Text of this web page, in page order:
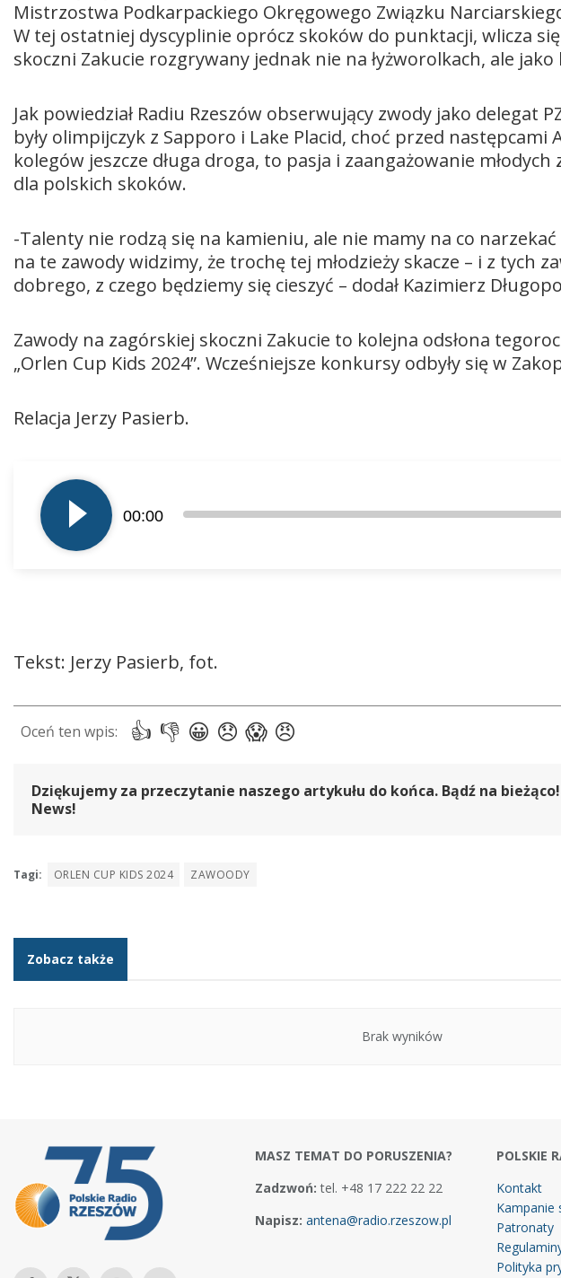
Mistrzostwa Podkarpackiego Okręgowego Związku
W tej ostatniej dyscyplinie oprócz skoków do punktacji, wlicza
skoczni Zakucie rozgrywany jednak nie na łyżworolkach, ale
Jak powiedział Radiu Rzeszów obserwujący zwody jako delegat
były olimpijczyk z Sapporo i Lake Placid, choć przed następcami
kolegów jeszcze długa droga, to pasja i zaangażowanie
dla polskich skoków.
-Talenty nie rodzą się na kamieniu, ale nie mamy na co
na te zawody widzimy, że trochę tej młodzieży skacze – i z tych
dobrego, z czego będziemy się cieszyć – dodał Kazimierz
Zawody na zagórskiej skoczni Zakucie to kolejna odsłona
„Orlen Cup Kids 2024”. Wcześniejsze konkursy odbyły się w
Relacja Jerzy Pasierb.
plików
dźwiękowych
00:00
Tekst: Jerzy Pasierb, fot.
Dziękujemy za przeczytanie naszego artykułu do końca. Bądź na bieżąco!
News!
Tagi: ORLEN CUP KIDS 2024 ZAWOODY
Zobacz także
Brak wyników
MASZ TEMAT DO PORUSZENIA?
Zadzwoń: tel. +48 17 222 22 22
Napisz: antena@radio.rzeszow.pl
POLSKIE
Kontakt
Kampanie
Patronaty
Polityka